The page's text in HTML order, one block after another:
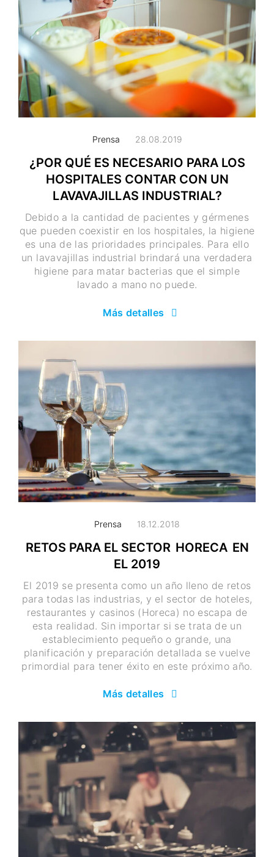
Prensa 28.08.2019
¿POR QUÉ ES NECESARIO PARA LOS
HOSPITALES CONTAR CON UN
LAVAVAJILLAS INDUSTRIAL?
Debido a la cantidad de pacientes y gérmenes
que pueden coexistir en los hospitales, la higiene
es una de las prioridades principales. Para ello
un lavavajillas industrial brindará una verdadera
higiene para matar bacterias que el simple
lavado a mano no puede.
Más detalles
Prensa 18.12.2018
RETOS PARA EL SECTOR HORECA EN
EL 2019
El 2019 se presenta como un año lleno de retos
para todas las industrias, y el sector de hoteles,
restaurantes y casinos (Horeca) no escapa de
esta realidad. Sin importar si se trata de un
establecimiento pequeño o grande, una
planificación y preparación detallada se vuelve
primordial para tener éxito en este próximo año.
Más detalles